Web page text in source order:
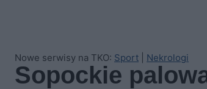
Nowe serwisy na TKO: Sport Nekrologi
Sopockie